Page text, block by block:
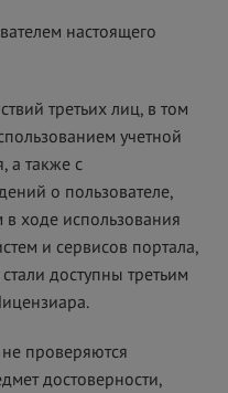
настоящего
третьих лиц, в том
учетной
а также с
о пользователе,
ходе использования
и сервисов портала,
доступны третьим
проверяются
достоверности,